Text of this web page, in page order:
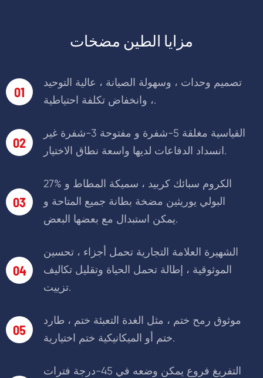
مزايا الطين مضخات
01
تصميم وحدات ، وسهولة الصيانة ، عالية التوحيد
، وانخفاض تكلفة احتياطية.
02
القياسية مغلقة 5-شفرة و مفتوحة 3-شفرة غير
انسداد الدفاعات لديها واسعة نطاق الاختيار.
03
27% الكروم سبائك كربيد ، سميكة المطاط و
البولي يوريثين مضخة بطانة جميع المتاحة و
يمكن استبدال مع بعضها البعض.
04
الشهيرة العلامة التجارية تحمل أجزاء ، تحسين
الموثوقية ، إطالة تحمل الحياة وتقليل تكاليف
تزييت.
05
موثوق رمح ختم ، مثل الغدة التعبئة ختم ، طارد
ختم أو الميكانيكية ختم اختيارية.
التفريغ فروع يمكن وضعه في 45-درجة فترات